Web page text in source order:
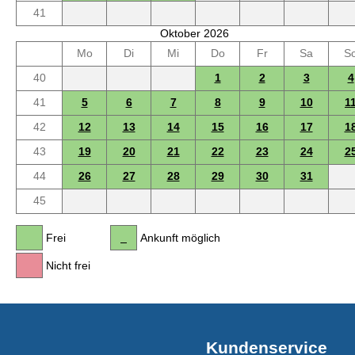
41
Oktober 2026
Mo
Di Mi Do Fr Sa
40
1 2 3
4
41
5 6 7 8 9 10
42
12 13 14 15 16 17
43
19 20 21 22 23 24
44
26 27 28 29 30
31
45
Frei
Nicht frei
Ankunft möglich
Kundenservice